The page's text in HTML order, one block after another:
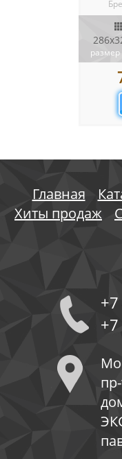
размер
Главная
Хиты продаж